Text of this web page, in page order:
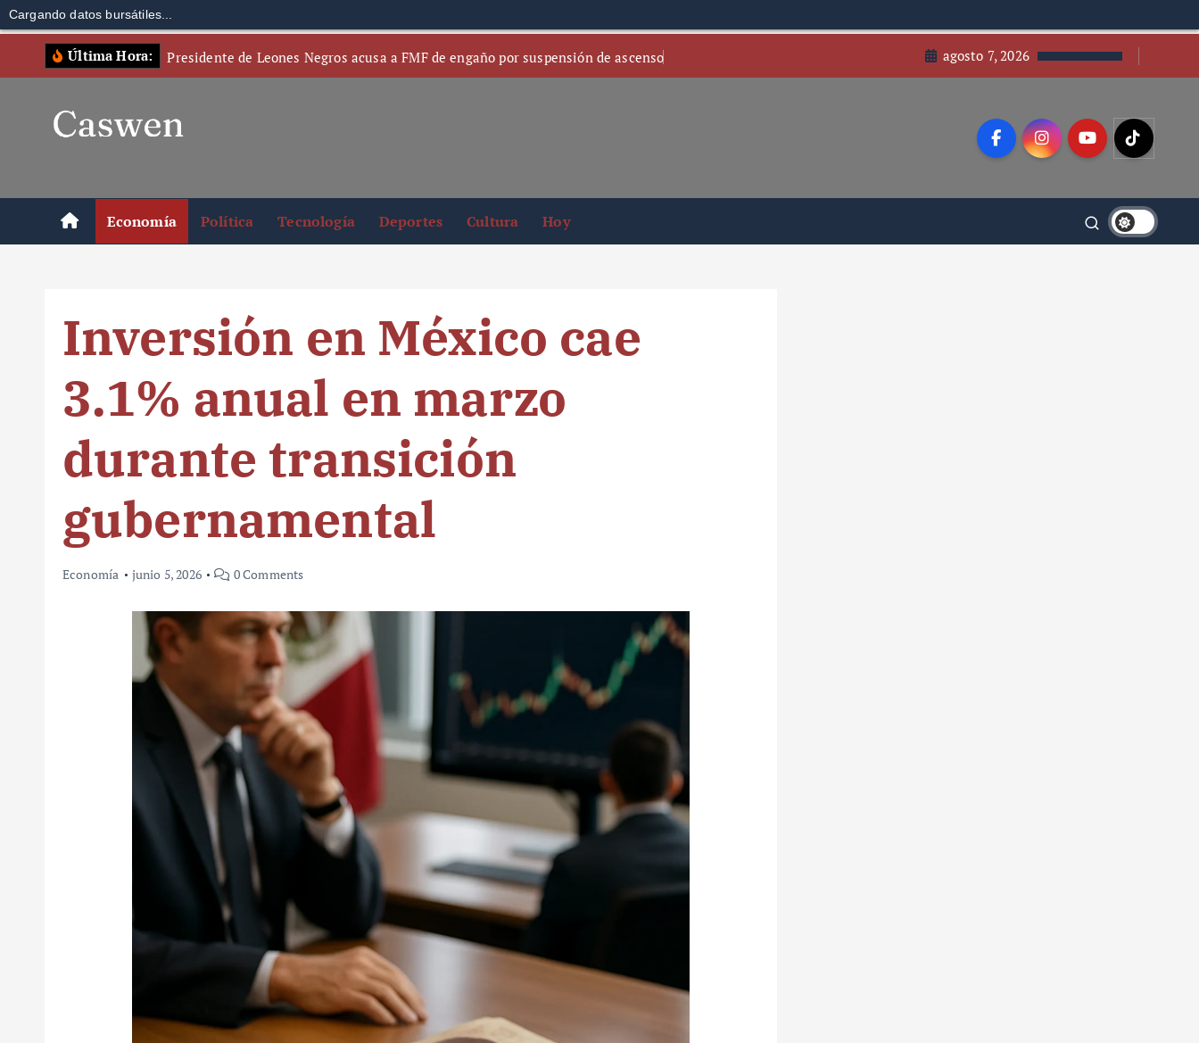
Cargando datos bursátiles...
Última Hora: Presidente de Leones Negros acusa a FMF de engaño por suspensión de ascenso agosto 7, 2026
Economía Política Tecnología Deportes Cultura Hoy
Inversión en México cae
3.1% anual en marzo
durante transición
gubernamental
Economía junio 5, 2026 0 Comments